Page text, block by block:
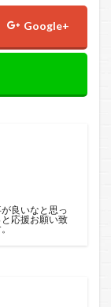
良いなと思っ
応援お願い致